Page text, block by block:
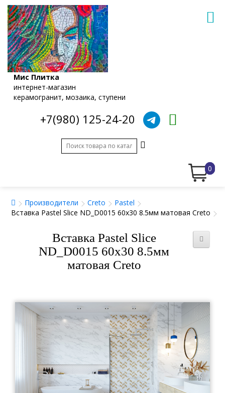
Мис Плитка
интернет-магазин
керамогранит, мозаика, ступени
+7(980) 125-24-20
0
Производители Creto
Pastel
Вставка Pastel Slice ND_D0015 60x30 8.5мм матовая Creto
Вставка Pastel Slice
ND_D0015 60x30 8.5мм
матовая Creto